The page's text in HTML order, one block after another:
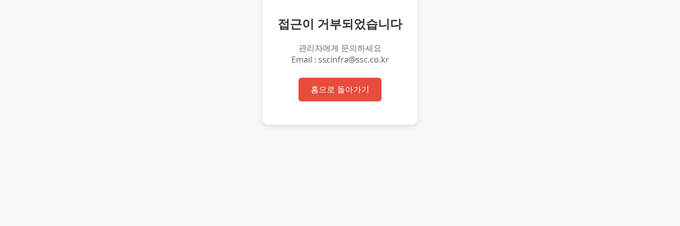
접근이 거부되었습니다
관리자에게 문의하세요
Email : sscinfra@ssc.co.kr
홈으로 돌아가기